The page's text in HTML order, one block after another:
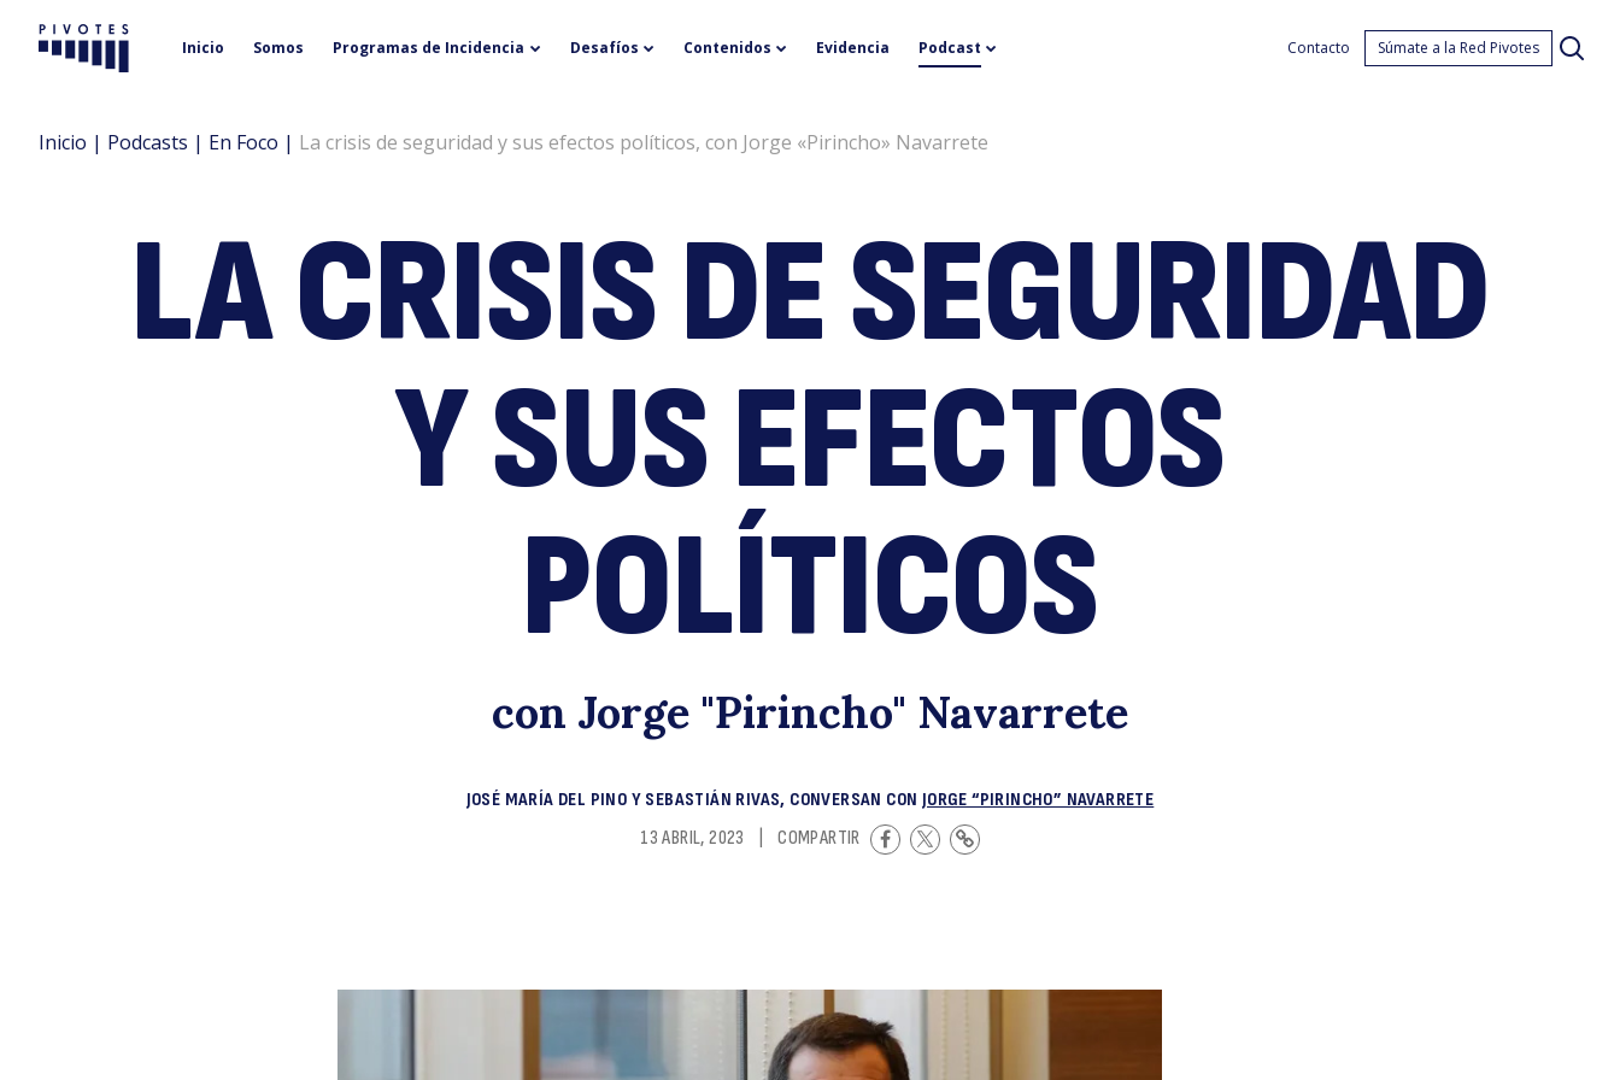
La
crisis
de
Pivotes Inicio Somos Programas de Incidencia Desafíos Contenidos Evidencia Podcast Contacto Súmate a la Red Pivotes
Inicio | Podcasts | En Foco | La crisis de seguridad y sus efectos políticos, con Jorge «Pirincho» Navarrete
LA CRISIS DE SEGURIDAD
Y SUS EFECTOS
POLÍTICOS
con Jorge "Pirincho" Navarrete
JOSÉ MARÍA DEL PINO Y SEBASTIÁN RIVAS, CONVERSAN CON JORGE “PIRINCHO” NAVARRETE
13 ABRIL, 2023
COMPARTIR